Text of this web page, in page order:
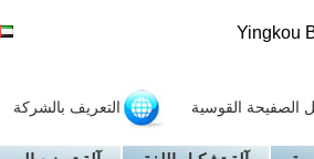
Yingkou
الصفيحة القوسية التعريف بالشركة